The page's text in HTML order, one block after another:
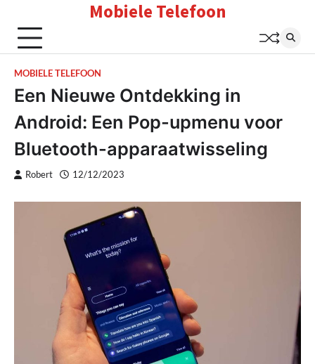
content
Mobiele Telefoon
MOBIELE TELEFOON
Een Nieuwe Ontdekking in
Android: Een Pop-upmenu voor
Bluetooth-apparaatwisseling
Robert 12/12/2023